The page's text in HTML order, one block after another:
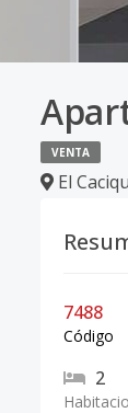
VENTA
El
7488
Código
2